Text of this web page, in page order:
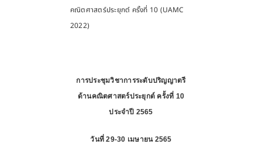
คณิตศาสตร์ประยุกต์ ครั้งที่ 10 (UAMC
2022)
การประชุมวิชาการระดับปริญญาตรี
ด้านคณิตศาสตร์ประยุกต์ ครั้งที่ 10
ประจำปี 2565
วันที่29-30 เมษายน 2565